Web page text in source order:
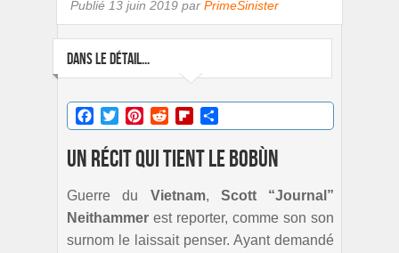
Publié 13 juin 2019 par PrimeSinister
DANS LE DÉTAIL...
Facebook
TwitterPinterestRedditFlipboard
Un récit qui tient le bobùn
Guerre du Vietnam, Scott “Journal”
Neithammer est reporter, comme son son
surnom le laissait penser. Ayant demandé